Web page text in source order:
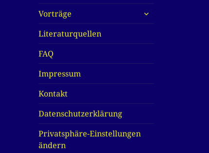
Vorträge
untermenü
anzeigen
Literaturquellen
FAQ
Impressum
Kontakt
Datenschutzerklärung
Privatsphäre-Einstellungen
ändern